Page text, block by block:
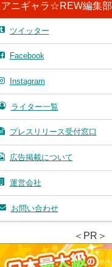
アニギャラ☆REW編集部
ツイッター
Facebook
Instagram
ライター一覧
プレスリリース受付窓口
広告掲載について
運営会社
お問い合わせ
＜PR＞